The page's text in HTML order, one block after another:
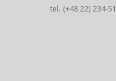
tel. (+48 22) 234-